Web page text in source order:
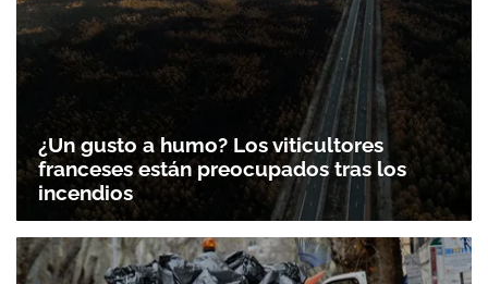
¿Un gusto a humo? Los viticultores
franceses están preocupados tras los
incendios